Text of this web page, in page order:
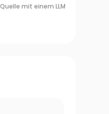
mit einem LLM